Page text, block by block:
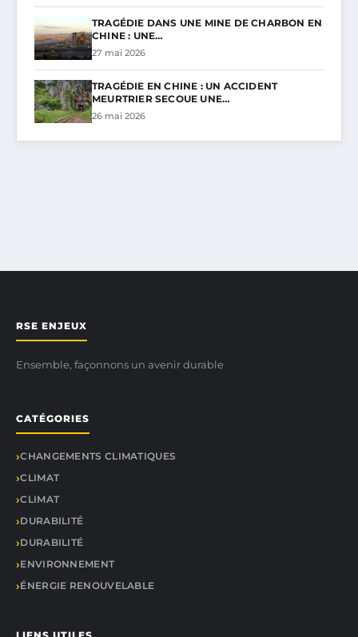
TRAGÉDIE DANS UNE MINE DE CHARBON EN
CHINE : UNE…
27 mai 2026
TRAGÉDIE EN CHINE : UN ACCIDENT
MEURTRIER SECOUE UNE…
26 mai 2026
RSE ENJEUX
Ensemble, façonnons un avenir durable
CATÉGORIES
CHANGEMENTS CLIMATIQUES
CLIMAT
CLIMAT
DURABILITÉ
DURABILITÉ
ENVIRONNEMENT
ÉNERGIE RENOUVELABLE